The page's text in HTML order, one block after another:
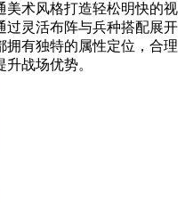
美术风格打造轻松明快的视
过灵活布阵与兵种搭配展开
拥有独特的属性定位，合理
战场优势。